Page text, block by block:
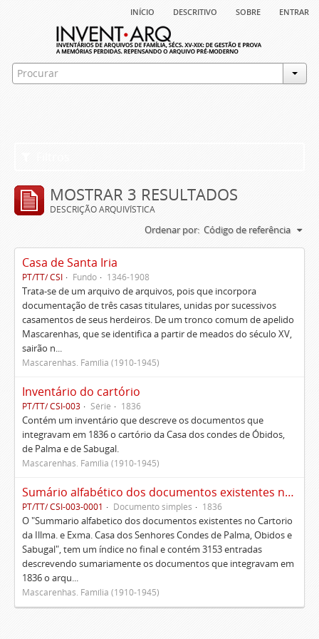
início descritivo sobre entrar
MOSTRAR 3 RESULTADOS
DESCRIÇÃO ARQUIVÍSTICA
Ordenar por: Código de referência
Casa de Santa Iria
PT/TT/ CSI Fundo 1346-1908
Trata-se de um arquivo de arquivos, pois que incorpora
documentação de três casas titulares, unidas por sucessivos
casamentos de seus herdeiros. De um tronco comum de apelido
Mascarenhas, que se identifica a partir de meados do século XV,
sairão n...
Mascarenhas. Família (1910-1945)
Inventário do cartório
PT/TT/ CSI-003 Série 1836
Contém um inventário que descreve os documentos que
integravam em 1836 o cartório da Casa dos condes de Óbidos,
de Palma e de Sabugal.
Mascarenhas. Família (1910-1945)
Sumário alfabético dos documentos existentes no Cartório da Ilustríssima e Excelentíssima Casa dos senhores condes de Palma, Óbidos e Sabugal
PT/TT/ CSI-003-0001 Documento simples 1836
O "Summario alfabetico dos documentos existentes no Cartorio
da Illma. e Exma. Casa dos Senhores Condes de Palma, Obidos e
Sabugal", tem um índice no final e contém 3153 entradas
descrevendo sumariamente os documentos que integravam em
1836 o arqu...
Mascarenhas. Família (1910-1945)